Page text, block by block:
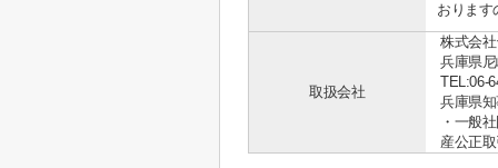
おります
取扱会社
株式会
兵庫県
TEL:06-
兵庫県
・一般
産公正